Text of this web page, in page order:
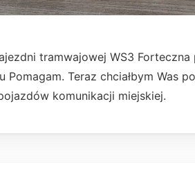
tramwajowej WS3
Pomagam. Teraz chciałbym Was
komunikacji miejskiej.